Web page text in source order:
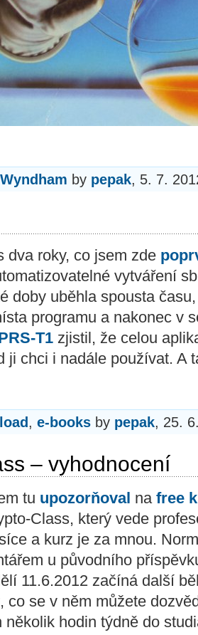
by pepak, 5. 7.
dva roky, co jsem zde
vytváření
doby uběhla spousta
programu a nakonec v
T1 zjistil, že celou
ji chci i nadále používat. A
, e-books by pepak, 25.
– vyhodnocení
tu upozorňoval na free
Class, který vede
a kurz je za mnou.
u původního
11.6.2012 začíná další
co se v něm můžete
několik hodin týdně do